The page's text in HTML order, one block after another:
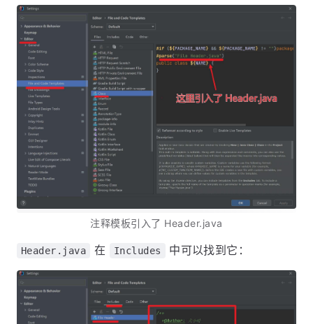
注释模板引入了 Header.java
Header.java 在 Includes 中可以找到它：